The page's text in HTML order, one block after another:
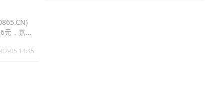
元，嘉欣
05 14:45